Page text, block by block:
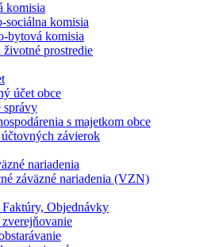
komisia
sociálna komisia
bytová komisia
prostredie
účet obce
správy
s majetkom obce
závierok
nariadenia
záväzné nariadenia (VZN)
Objednávky